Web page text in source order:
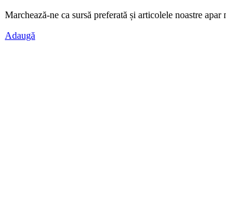
Marchează-ne ca sursă preferată și articolele noastre apar
Adaugă